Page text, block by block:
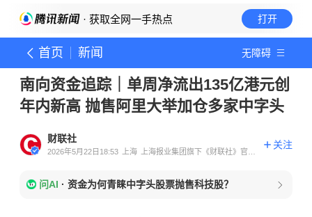
· 获取全网一手热点 打开
首页 新闻 无障碍
南向资金追踪｜单周净流出135亿港元创
年内新高 抛售阿里大举加仓多家中字头
财联社
2026年5月22日18:53 上海
上海报业集团旗下《财联社》官方
关注
问AI · 资金为何青睐中字头股票抛售科技股？